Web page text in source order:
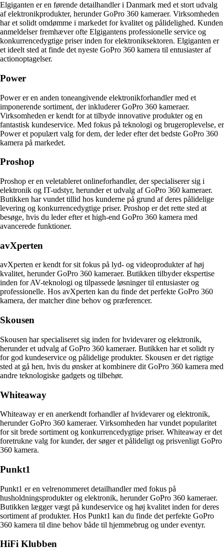
Elgiganten er en førende detailhandler i Danmark med et stort udvalg
af elektronikprodukter, herunder GoPro 360 kameraer. Virksomheden
har et solidt omdømme i markedet for kvalitet og pålidelighed. Kunden
anmeldelser fremhæver ofte Elgigantens professionelle service og
konkurrencedygtige priser inden for elektroniksektoren. Elgiganten er
et ideelt sted at finde det nyeste GoPro 360 kamera til entusiaster af
actionoptagelser.
Power
Power er en anden toneangivende elektronikforhandler med et
imponerende sortiment, der inkluderer GoPro 360 kameraer.
Virksomheden er kendt for at tilbyde innovative produkter og en
fantastisk kundeservice. Med fokus på teknologi og brugeroplevelse, er
Power et populært valg for dem, der leder efter det bedste GoPro 360
kamera på markedet.
Proshop
Proshop er en veletableret onlineforhandler, der specialiserer sig i
elektronik og IT-udstyr, herunder et udvalg af GoPro 360 kameraer.
Butikken har vundet tillid hos kunderne på grund af deres pålidelige
levering og konkurrencedygtige priser. Proshop er det rette sted at
besøge, hvis du leder efter et high-end GoPro 360 kamera med
avancerede funktioner.
avXperten
avXperten er kendt for sit fokus på lyd- og videoprodukter af høj
kvalitet, herunder GoPro 360 kameraer. Butikken tilbyder ekspertise
inden for AV-teknologi og tilpassede løsninger til entusiaster og
professionelle. Hos avXperten kan du finde det perfekte GoPro 360
kamera, der matcher dine behov og præferencer.
Skousen
Skousen har specialiseret sig inden for hvidevarer og elektronik,
herunder et udvalg af GoPro 360 kameraer. Butikken har et solidt ry
for god kundeservice og pålidelige produkter. Skousen er det rigtige
sted at gå hen, hvis du ønsker at kombinere dit GoPro 360 kamera med
andre teknologiske gadgets og tilbehør.
Whiteaway
Whiteaway er en anerkendt forhandler af hvidevarer og elektronik,
herunder GoPro 360 kameraer. Virksomheden har vundet popularitet
for sit brede sortiment og konkurrencedygtige priser. Whiteaway er det
foretrukne valg for kunder, der søger et pålideligt og prisvenligt GoPro
360 kamera.
Punkt1
Punkt1 er en velrenommeret detailhandler med fokus på
husholdningsprodukter og elektronik, herunder GoPro 360 kameraer.
Butikken lægger vægt på kundeservice og høj kvalitet inden for deres
sortiment af produkter. Hos Punkt1 kan du finde det perfekte GoPro
360 kamera til dine behov både til hjemmebrug og under eventyr.
HiFi Klubben